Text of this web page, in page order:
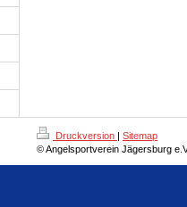
Druckversion | Sitemap
© Angelsportverein Jägersburg